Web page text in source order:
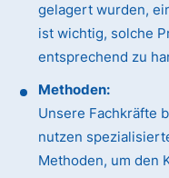
gelagert wurden,
ist wichtig, solche
entsprechend zu
Methoden:
Unsere Fachkräfte
nutzen
Methoden, um den